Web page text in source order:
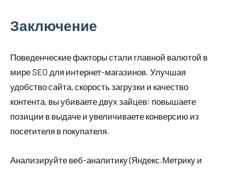
Заключение
Поведенческие факторы стали главной валютой в
мире SEO для интернет-магазинов. Улучшая
удобство сайта, скорость загрузки и качество
контента, вы убиваете двух зайцев: повышаете
позиции в выдаче и увеличиваете конверсию из
посетителя в покупателя.
Анализируйте веб-аналитику (Яндекс.Метрику и